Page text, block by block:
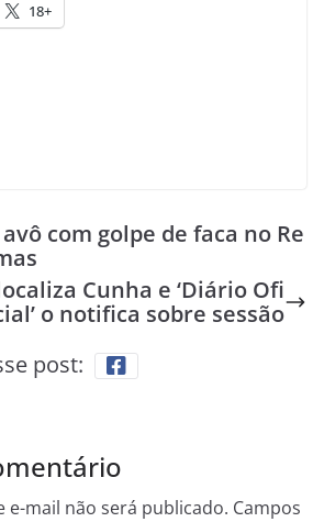
18+
com golpe de faca no Re
Cunha e ‘Diário Ofi
o notifica sobre sessão
post:
e-mail não será publicado. Campos